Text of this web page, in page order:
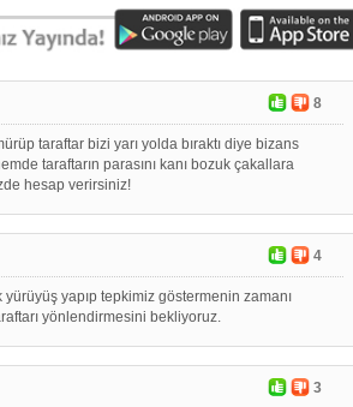
8
taraftar bizi yarı yolda bıraktı diye bizans
taraftarın parasını kanı bozuk çakallara
hesap verirsiniz!
4
yapıp tepkimiz göstermenin zamanı
yönlendirmesini bekliyoruz.
3
- -
Bursaspor - Altınordu
04 Temmuz 2020 Cumartesi | 20:00